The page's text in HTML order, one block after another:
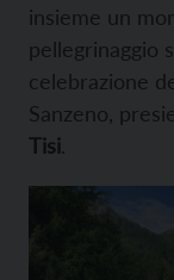
insieme un
pellegrinaggio
celebrazione
Sanzeno,
Tisi.